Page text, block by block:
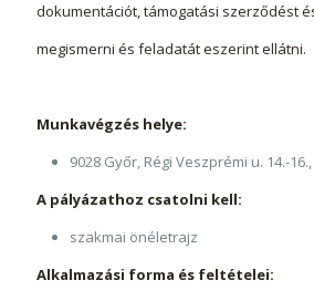
dokumentációt, támogatási szerződést
megismerni és feladatát eszerint ellátni.
Munkavégzés helye:
9028 Győr, Régi Veszprémi u. 14.-
A pályázathoz csatolni kell:
szakmai önéletrajz
Alkalmazási forma és feltételei: